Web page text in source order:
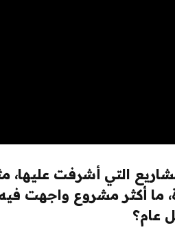
التي أشرفت عليها،
ما أكثر مشروع واجهت
عام؟